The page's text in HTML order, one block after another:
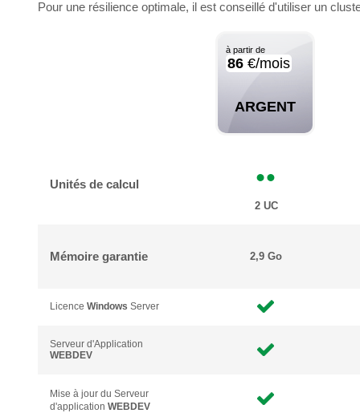
Pour une résilience optimale, il est conseillé d'utiliser un
à partir de
86€/mois
ARGENT
Unités de calcul
2 UC
Mémoire garantie 2,9 Go
Licence Windows Server
Serveur d'Application
WEBDEV
Mise à jour du Serveur
d'application WEBDEV